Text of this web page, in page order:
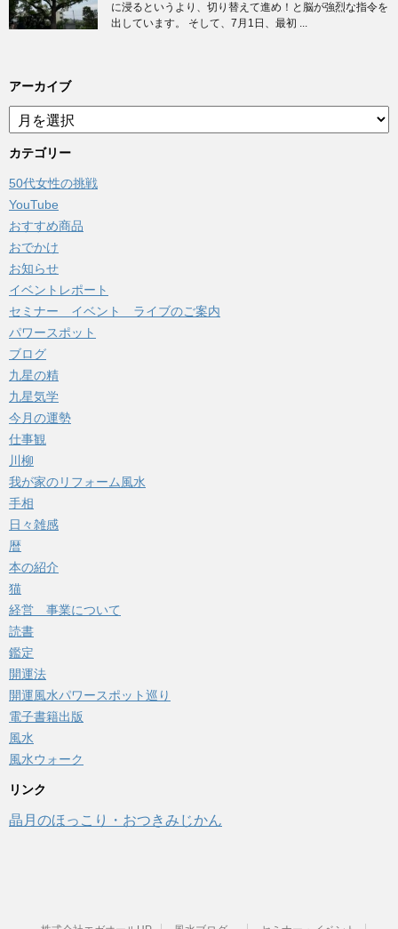
に浸るというより、切り替えて進め！と脳が強烈な指令を
出しています。 そして、7月1日、最初 ...
アーカイブ
ア
ー
カ
ブ
カテゴリー
50代女性の挑戦
YouTube
おすすめ商品
おでかけ
お知らせ
イベントレポート
セミナー イベント ライブのご案内
パワースポット
ブログ
九星の精
九星気学
今月の運勢
仕事観
川柳
我が家のリフォーム風水
手相
日々雑感
暦
本の紹介
猫
経営 事業について
読書
鑑定
開運法
開運風水パワースポット巡り
電子書籍出版
風水
風水ウォーク
リンク
晶月のほっこり・おつきみじかん